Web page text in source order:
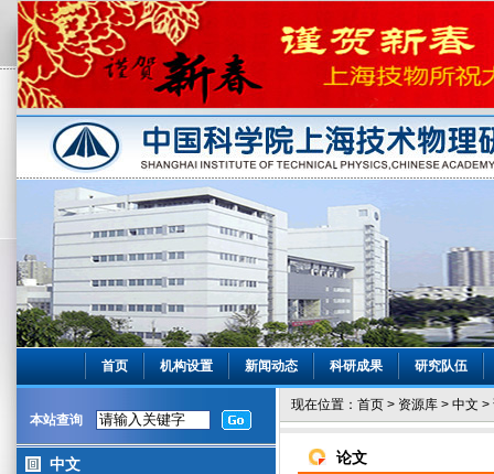
首页 机构设置 新闻动态 科研成果 研究队伍
本站查询
中文
现在位置： 首页 > 资源库 > 中文 >
论文